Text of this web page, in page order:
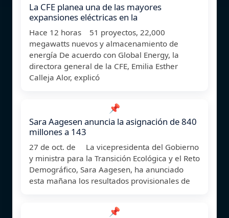
La CFE planea una de las mayores
expansiones eléctricas en la
Hace 12 horas 51 proyectos, 22,000
megawatts nuevos y almacenamiento de
energía De acuerdo con Global Energy, la
directora general de la CFE, Emilia Esther
Calleja Alor, explicó
📌
Sara Aagesen anuncia la asignación de 840
millones a 143
27 de oct. de La vicepresidenta del Gobierno
y ministra para la Transición Ecológica y el Reto
Demográfico, Sara Aagesen, ha anunciado
esta mañana los resultados provisionales de
📌